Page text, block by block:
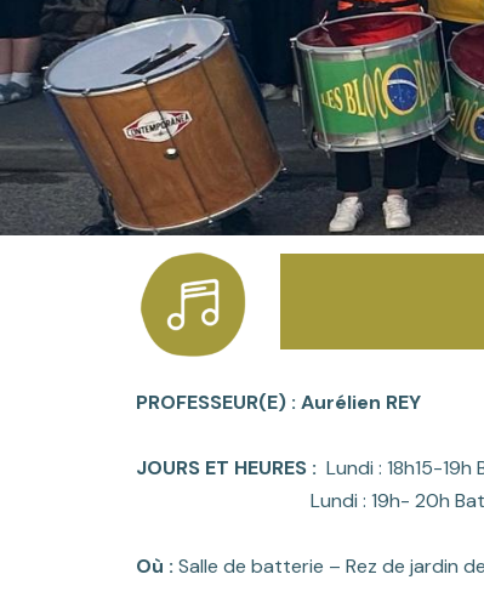
PROFESSEUR(E) : Aurélien REY
JOURS ET HEURES : Lundi : 18h15-
Lundi : 19h- 20h
Où : Salle de batterie – Rez de jardin